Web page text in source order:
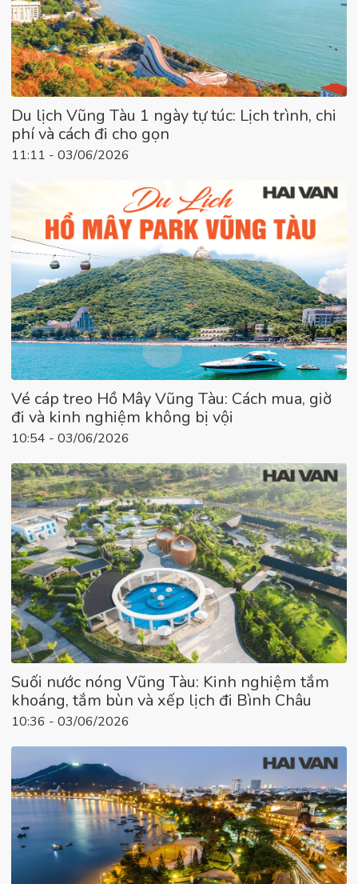
Du lịch Vũng Tàu 1 ngày tự túc: Lịch trình, chi
phí và cách đi cho gọn
11:11 - 03/06/2026
Vé cáp treo Hồ Mây Vũng Tàu: Cách mua, giờ
đi và kinh nghiệm không bị vội
10:54 - 03/06/2026
Suối nước nóng Vũng Tàu: Kinh nghiệm tắm
khoáng, tắm bùn và xếp lịch đi Bình Châu
10:36 - 03/06/2026